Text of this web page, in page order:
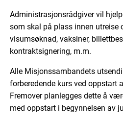
Administrasjonsrådgiver vil
som skal på plass innen utreise
visumsøknad, vaksiner,
kontraktsignering, m.m.
Alle Misjonssambandets
forberedende kurs ved oppstart
Fremover planlegges dette å
med oppstart i begynnelsen av